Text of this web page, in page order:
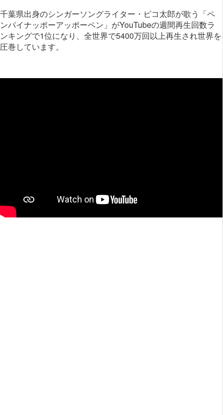
千葉県出身のシンガーソングライター・ピコ太郎が歌う「ペ
ンパイナッポーアッポーペン」がYouTubeの週間再生回数ラ
ンキングで1位になり、全世界で5400万回以上再生され世界を
圧巻しています。